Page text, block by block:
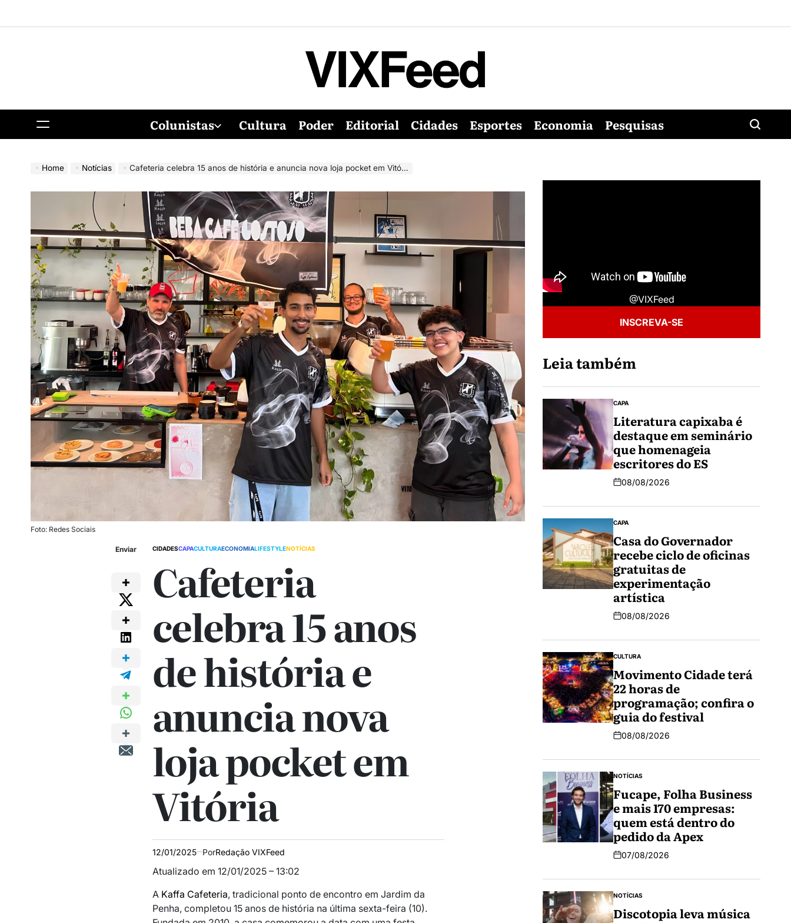
Colunistas Cultura Poder Editorial Cidades Esportes Economia Pesquisas
Home Notícias Cafeteria celebra 15 anos de história e anuncia nova loja pocket em Vitória
Foto: Redes Sociais
Enviar CIDADESCAPACULTURAECONOMIALIFESTYLENOTÍCIAS
Cafeteria
celebra 15 anos
de história e
anuncia nova
loja pocket em
Vitória
12/01/2025 PorRedação VIXFeed
Atualizado em 12/01/2025 – 13:02
A Kaffa Cafeteria, tradicional ponto de encontro em Jardim da
Penha, completou 15 anos de história na última sexta-feira (10).
@VIXFeed
INSCREVA-SE
Leia também
CAPA
Literatura capixaba é
destaque em seminário
que homenageia
escritores do ES
08/08/2026
CAPA
Casa do Governador
recebe ciclo de oficinas
gratuitas de
experimentação
artística
08/08/2026
CULTURA
Movimento Cidade terá
22 horas de
programação; confira o
guia do festival
08/08/2026
NOTÍCIAS
Fucape, Folha Business
e mais 170 empresas:
quem está dentro do
pedido da Apex
07/08/2026
NOTÍCIAS
Discotopia leva música